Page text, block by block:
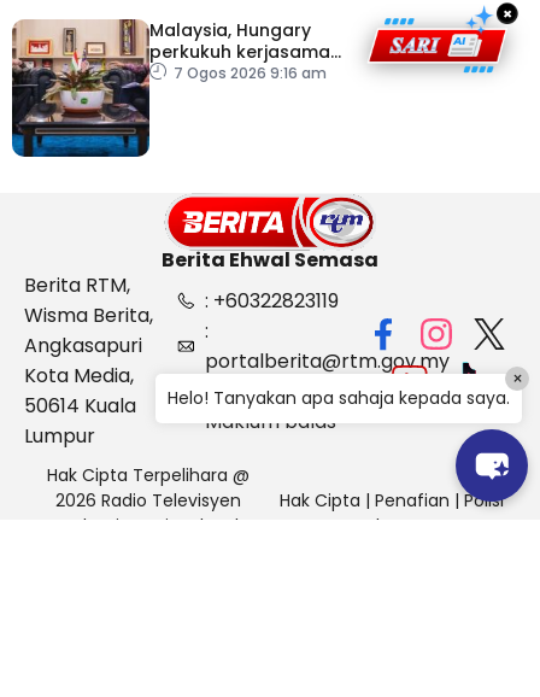
Malaysia, Hungary
perkukuh kerjasama
sektor pertanian
7 Ogos 2026 9:16 am
×
Berita Ehwal Semasa
Berita RTM,
Wisma Berita,
Angkasapuri
Kota Media,
50614 Kuala
Lumpur
: +60322823119
:
portalberita@rtm.gov.my
: Aduan &
Maklum balas
Hak Cipta Terpelihara @
2026 Radio Televisyen
Malaysia, Berita Ehwal
Hak Cipta | Penafian | Polisi
Keselamatan
Helo! Tanyakan apa sahaja kepada saya.
×